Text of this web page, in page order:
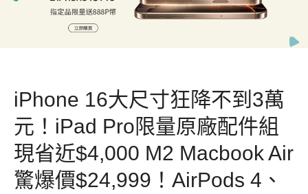
iPhone 16大尺寸狂降不到3萬
元！iPad Pro限量原廠配件組
現省近$4,000 M2 Macbook Air
驚爆價$24,999！AirPods 4、